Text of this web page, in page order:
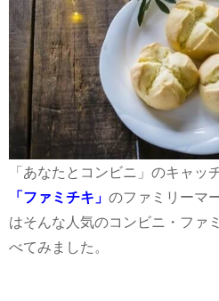
「あなたとコンビニ」のキャッ
「ファミチキ」 のファミリーマ
はそんな人気のコンビニ・ファ
べてみました。